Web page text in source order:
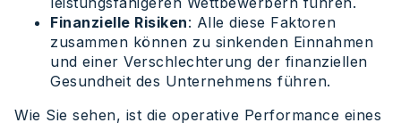
Finanzielle Risiken: Alle diese Faktoren
zusammen können zu sinkenden Einnahmen
und einer Verschlechterung der finanziellen
Gesundheit des Unternehmens führen.
Wie Sie sehen, ist die operative Performance eines